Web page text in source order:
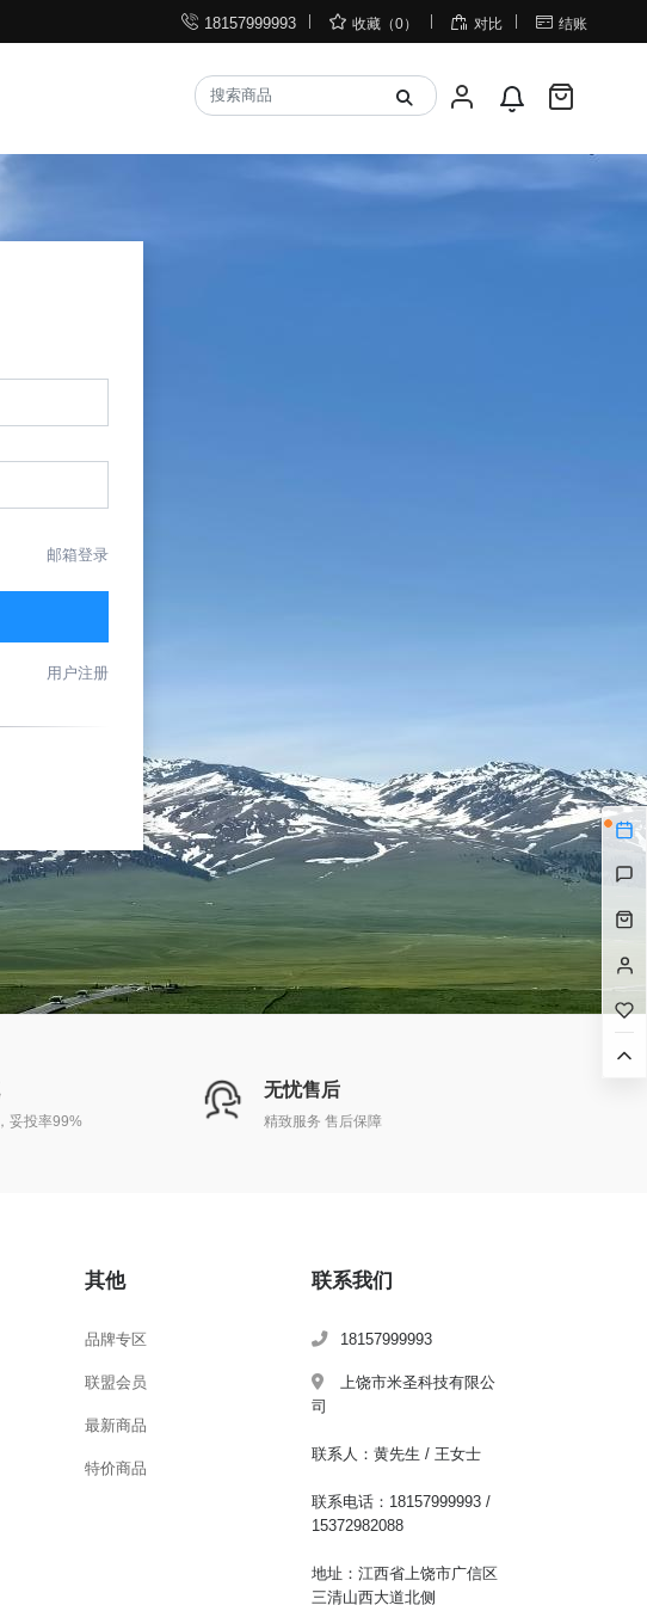
 18157999993  收藏（0）  对比  结账
邮箱登录
用户注册
妥投率99%
无忧售后
精致服务 售后保障
其他
品牌专区
联盟会员
最新商品
特价商品
联系我们
18157999993
上饶市米圣科技有限公
司
联系人：黄先生 / 王女士
联系电话：18157999993 /
15372982088
地址：江西省上饶市广信区
三清山西大道北侧